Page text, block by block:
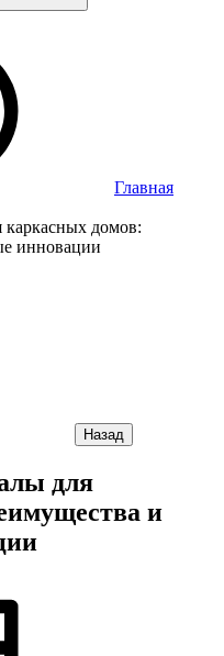
Главная
домов:
инновации
Назад
для
и